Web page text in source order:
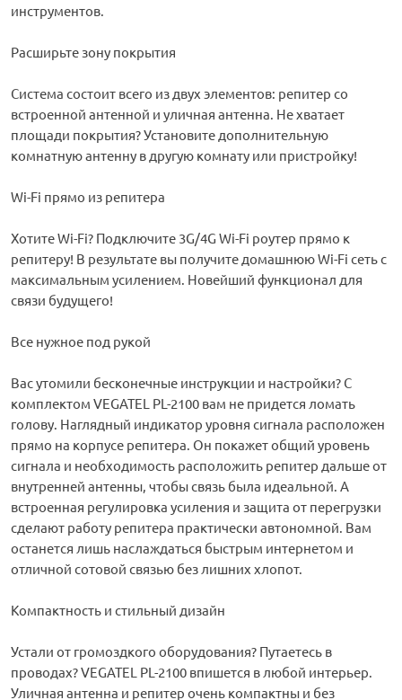
инструментов.
Расширьте зону покрытия
Система состоит всего из двух элементов: репитер со
встроенной антенной и уличная антенна. Не хватает
площади покрытия? Установите дополнительную
комнатную антенну в другую комнату или пристройку!
Wi-Fi прямо из репитера
Хотите Wi-Fi? Подключите 3G/4G Wi-Fi роутер прямо к
репитеру! В результате вы получите домашнюю Wi-Fi сеть с
максимальным усилением. Новейший функционал для
связи будущего!
Все нужное под рукой
Вас утомили бесконечные инструкции и настройки? С
комплектом VEGATEL PL-2100 вам не придется ломать
голову. Наглядный индикатор уровня сигнала расположен
прямо на корпусе репитера. Он покажет общий уровень
сигнала и необходимость расположить репитер дальше от
внутренней антенны, чтобы связь была идеальной. А
встроенная регулировка усиления и защита от перегрузки
сделают работу репитера практически автономной. Вам
останется лишь наслаждаться быстрым интернетом и
отличной сотовой связью без лишних хлопот.
Компактность и стильный дизайн
Устали от громоздкого оборудования? Путаетесь в
проводах? VEGATEL PL-2100 впишется в любой интерьер.
Уличная антенна и репитер очень компактны и без